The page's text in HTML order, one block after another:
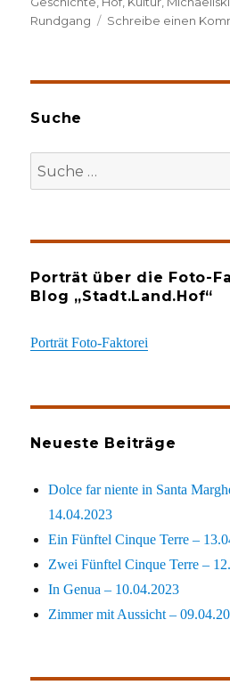
Rundgang
Schreibe einen
Suche
Suche
nach:
Porträt über die Foto-
Blog „Stadt.Land.Hof“
Porträt Foto-Faktorei
Neueste Beiträge
Dolce far niente in Santa
14.04.2023
Ein Fünftel Cinque Terre –
Zwei Fünftel Cinque Terre –
In Genua – 10.04.2023
Zimmer mit Aussicht –